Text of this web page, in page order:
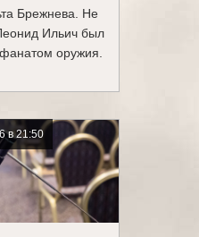
Брежнева. Не
Ильич был
оружия.
в 21:50